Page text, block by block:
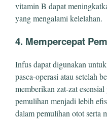
vitamin B dapat
yang mengalami kelelahan.
4. Mempercepat
Infus dapat digunakan
pasca-operasi atau setelah
memberikan zat-zat
pemulihan menjadi lebih
dalam pemulihan otot serta